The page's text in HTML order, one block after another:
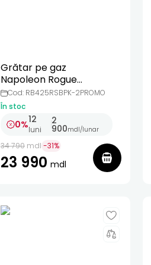
Grătar pe gaz
Napoleon Rogue
425RSB, cu aragaz
PROMO
Cod: RB425RSBPK-2PROMO
În stoc
0%12
luni
2
900mdl/lunar
34 790 mdl -31%
23 990 mdl